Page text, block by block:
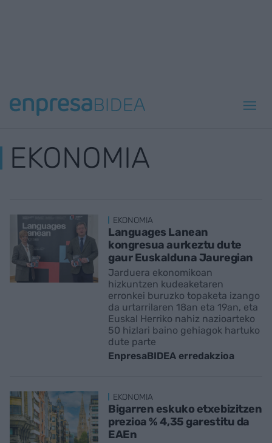
EKONOMIA
EKONOMIA
Languages Lanean
kongresua aurkeztu dute
gaur Euskalduna Jauregian
Jarduera ekonomikoan
hizkuntzen kudeaketaren
erronkei buruzko topaketa izango
da urtarrilaren 18an eta 19an, eta
Euskal Herriko nahiz nazioarteko
50 hizlari baino gehiagok hartuko
dute parte
EnpresaBIDEA erredakzioa
EKONOMIA
Bigarren eskuko etxebizitzen
prezioa % 4,35 garestitu da
EAEn